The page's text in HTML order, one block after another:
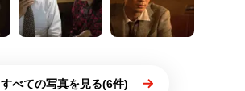
すべての写真を見る(6件)